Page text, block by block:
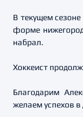
В текущем
форме
набрал.
Хоккеист
Благодарим
желаем успехов